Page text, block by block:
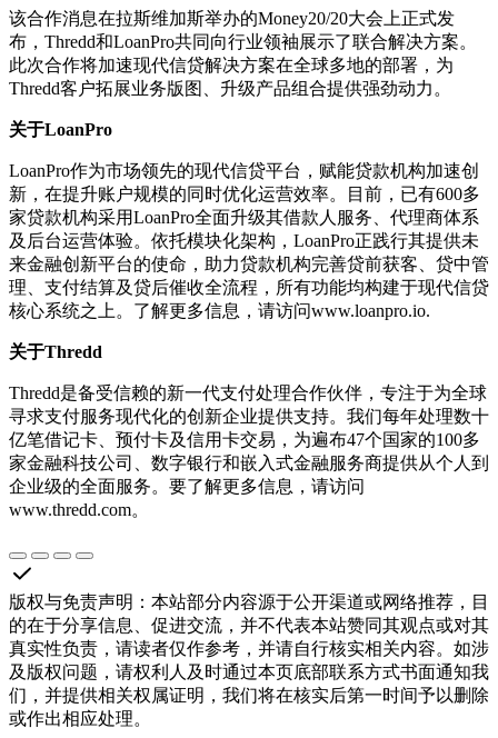
该合作消息在拉斯维加斯举办的Money20/20大会上正式发
布，Thredd和LoanPro共同向行业领袖展示了联合解决方案。
此次合作将加速现代信贷解决方案在全球多地的部署，为
Thredd客户拓展业务版图、升级产品组合提供强劲动力。
关于LoanPro
LoanPro作为市场领先的现代信贷平台，赋能贷款机构加速创
新，在提升账户规模的同时优化运营效率。目前，已有600多
家贷款机构采用LoanPro全面升级其借款人服务、代理商体系
及后台运营体验。依托模块化架构，LoanPro正践行其提供未
来金融创新平台的使命，助力贷款机构完善贷前获客、贷中管
理、支付结算及贷后催收全流程，所有功能均构建于现代信贷
核心系统之上。了解更多信息，请访问www.loanpro.io.
关于Thredd
Thredd是备受信赖的新一代支付处理合作伙伴，专注于为全球
寻求支付服务现代化的创新企业提供支持。我们每年处理数十
亿笔借记卡、预付卡及信用卡交易，为遍布47个国家的100多
家金融科技公司、数字银行和嵌入式金融服务商提供从个人到
企业级的全面服务。要了解更多信息，请访问
www.thredd.com。
版权与免责声明 ： 本站部分内容源于公开渠道或网络推荐，目
的在于分享信息、促进交流，并不代表本站赞同其观点或对其
真实性负责，请读者仅作参考，并请自行核实相关内容。如涉
及版权问题，请权利人及时通过本页底部联系方式书面通知我
们，并提供相关权属证明，我们将在核实后第一时间予以删除
或作出相应处理。